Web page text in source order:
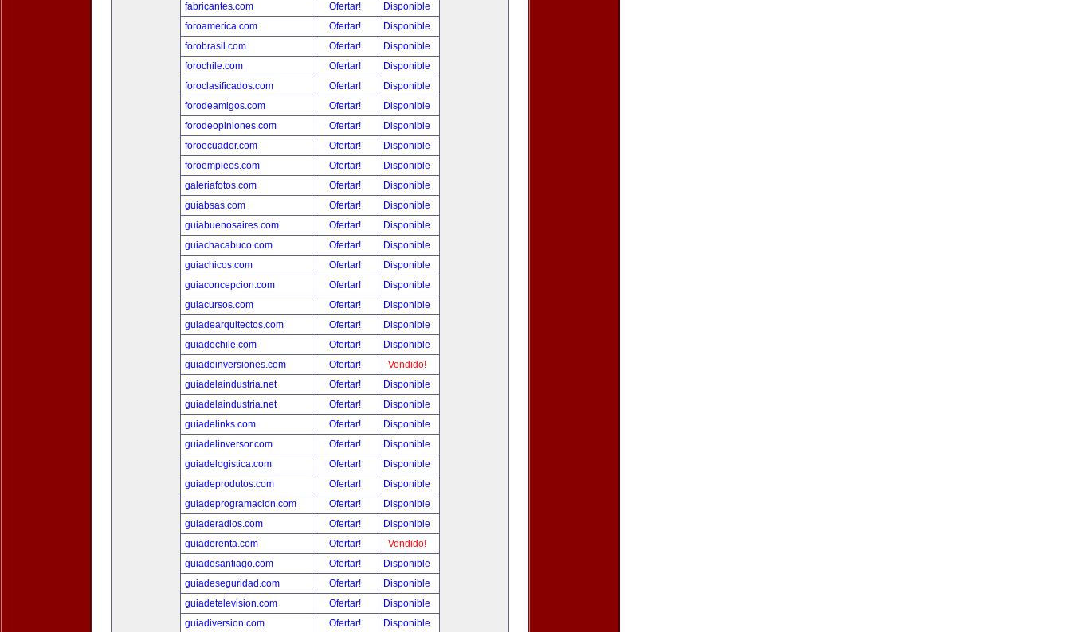
fabricantes.com
Ofertar!
Disponible
foroamerica.com
Ofertar!
Disponible
forobrasil.com
Ofertar!
Disponible
forochile.com
Ofertar!
Disponible
foroclasificados.com
Ofertar!
Disponible
forodeamigos.com
Ofertar!
Disponible
forodeopiniones.com
Ofertar!
Disponible
foroecuador.com
Ofertar!
Disponible
foroempleos.com
Ofertar!
Disponible
galeriafotos.com
Ofertar!
Disponible
guiabsas.com
Ofertar!
Disponible
guiabuenosaires.com
Ofertar!
Disponible
guiachacabuco.com
Ofertar!
Disponible
guiachicos.com
Ofertar!
Disponible
guiaconcepcion.com
Ofertar!
Disponible
guiacursos.com
Ofertar!
Disponible
guiadearquitectos.com
Ofertar!
Disponible
guiadechile.com
Ofertar!
Disponible
guiadeinversiones.com
Ofertar!
Vendido!
guiadelaindustria.net
Ofertar!
Disponible
guiadelaindustria.net
Ofertar!
Disponible
guiadelinks.com
Ofertar!
Disponible
guiadelinversor.com
Ofertar!
Disponible
guiadelogistica.com
Ofertar!
Disponible
guiadeprodutos.com
Ofertar!
Disponible
guiadeprogramacion.com
Ofertar!
Disponible
guiaderadios.com
Ofertar!
Disponible
guiaderenta.com
Ofertar!
Vendido!
guiadesantiago.com
Ofertar!
Disponible
guiadeseguridad.com
Ofertar!
Disponible
guiadetelevision.com
Ofertar!
Disponible
guiadiversion.com
Ofertar! Disponible